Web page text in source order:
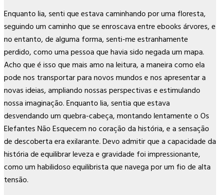
Enquanto lia, senti que estava caminhando por uma floresta,
seguindo um caminho que se enroscava entre ebooks árvores, e
no entanto, de alguma forma, senti-me estranhamente
perdido, como uma pessoa que havia sido negada um mapa.
Acho que é isso que mais amo na leitura, a maneira como ela
pode nos transportar para novos mundos e nos apresentar a
novas ideias, ampliando nossas perspectivas e estimulando
nossa imaginação. Enquanto lia, sentia que estava
desvendando um quebra-cabeça, montando lentamente o Os
Elefantes Não Esquecem no coração da história, e a sensação
de descoberta era exilarante. Devo admitir que a capacidade da
história de equilibrar leveza e gravidade foi impressionante,
como um habilidoso equilibrista que navega por um fio de alta
tensão.